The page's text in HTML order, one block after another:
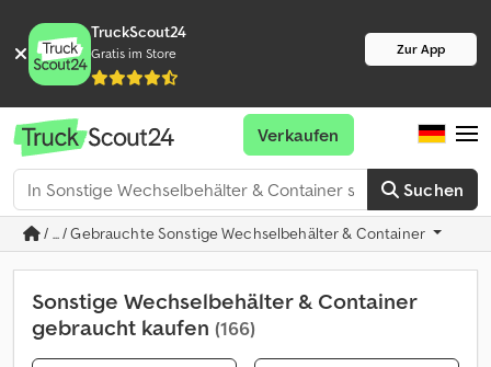
TruckScout24
Gratis im Store Zur App
Suchen
Verkaufen
/ ... / Gebrauchte Sonstige Wechselbehälter & Container
Sonstige Wechselbehälter & Container
gebraucht kaufen (166)